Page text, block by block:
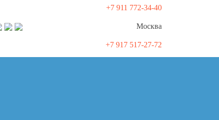
+7 911 772-34-40
Москва
+7 917 517-27-72